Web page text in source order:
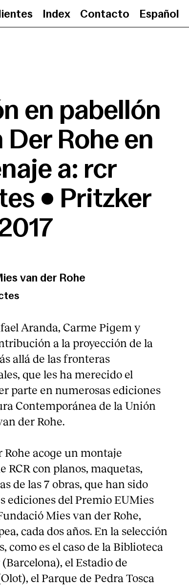
Index Contacto Español
en pabellón
Der Rohe en
a: rcr
• Pritzker
van der Rohe
Aranda, Carme Pigem y
a la proyección de la
allá de las fronteras
que les ha merecido el
parte en numerosas ediciones
Contemporánea de la Unión
der Rohe.
acoge un montaje
RCR con planos, maquetas,
de las 7 obras, que han sido
ediciones del Premio EUMies
Mies van der Rohe,
cada dos años. En la selección
como es el caso de la Biblioteca
el Estadio de
el Parque de Pedra Tosca